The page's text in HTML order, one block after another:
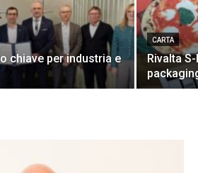
chiave per industria e
CARTA
Rivalta